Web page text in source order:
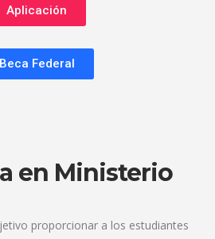
Aplicación
Beca Federal
en Ministerio
proporcionar a los estudiantes